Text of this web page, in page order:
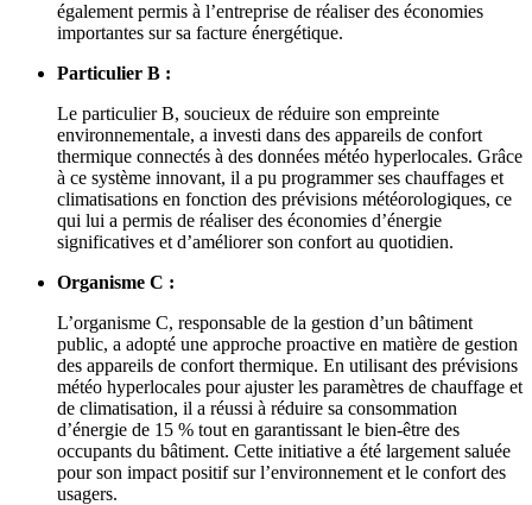
également permis à l’entreprise de réaliser des économies
importantes sur sa facture énergétique.
Particulier B :
Le particulier B, soucieux de réduire son empreinte
environnementale, a investi dans des appareils de confort
thermique connectés à des données météo hyperlocales. Grâce
à ce système innovant, il a pu programmer ses chauffages et
climatisations en fonction des prévisions météorologiques, ce
qui lui a permis de réaliser des économies d’énergie
significatives et d’améliorer son confort au quotidien.
Organisme C :
L’organisme C, responsable de la gestion d’un bâtiment
public, a adopté une approche proactive en matière de gestion
des appareils de confort thermique. En utilisant des prévisions
météo hyperlocales pour ajuster les paramètres de chauffage et
de climatisation, il a réussi à réduire sa consommation
d’énergie de 15 % tout en garantissant le bien-être des
occupants du bâtiment. Cette initiative a été largement saluée
pour son impact positif sur l’environnement et le confort des
usagers.